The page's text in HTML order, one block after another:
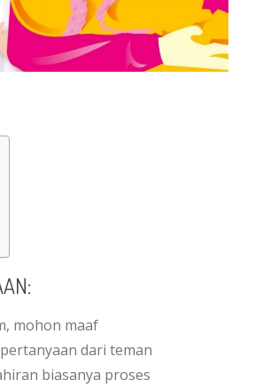
mohon maaf
dari teman
biasanya proses